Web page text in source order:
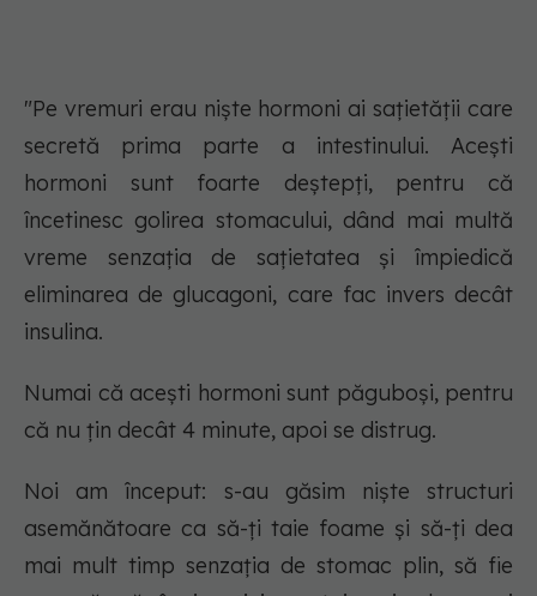
"Pe vremuri erau niște hormoni ai sațietății care
secretă prima parte a intestinului. Acești
hormoni sunt foarte deștepți, pentru că
încetinesc golirea stomacului, dând mai multă
vreme senzația de sațietatea și împiedică
eliminarea de glucagoni, care fac invers decât
insulina.
Numai că acești hormoni sunt păguboși, pentru
că nu țin decât 4 minute, apoi se distrug.
Noi am început: s-au găsim niște structuri
asemănătoare ca să-ți taie foame și să-ți dea
mai mult timp senzația de stomac plin, să fie